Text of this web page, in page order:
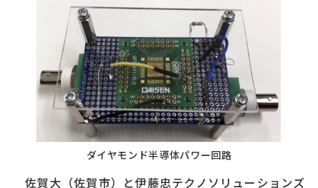
ダイヤモンド半導体パワー回路
佐賀大（佐賀市）と伊藤忠テクノソリューションズ